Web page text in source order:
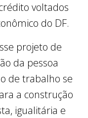
voltados
do DF.
projeto de
da pessoa
de trabalho se
a construção
igualitária e